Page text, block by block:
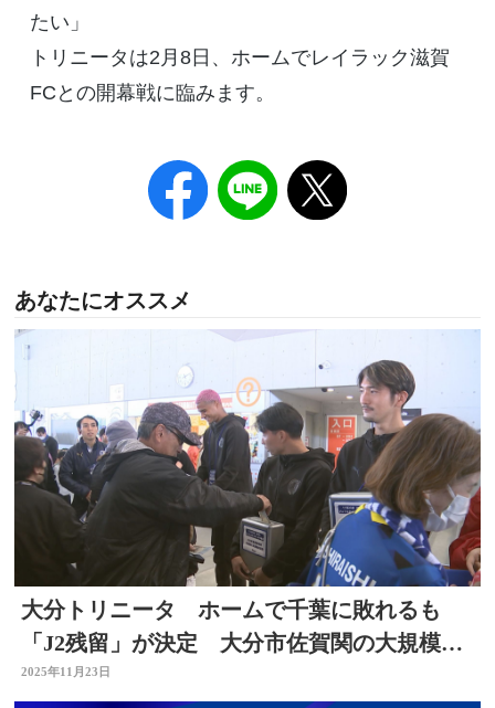
たい」
トリニータは2月8日、ホームでレイラック滋賀
FCとの開幕戦に臨みます。
あなたにオススメ
大分トリニータ ホームで千葉に敗れるも
「J2残留」が決定 大分市佐賀関の大規模火
災で募金活動も
2025年11月23日